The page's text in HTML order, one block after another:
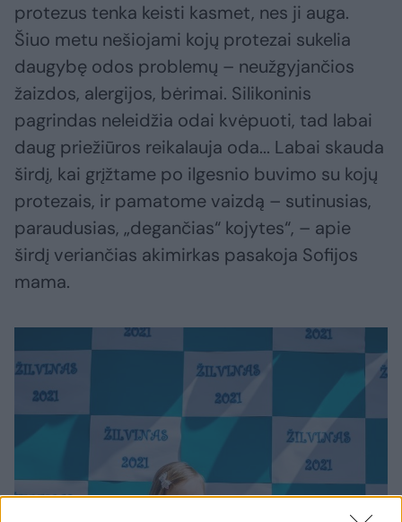
protezus tenka keisti kasmet, nes ji auga.
Šiuo metu nešiojami kojų protezai sukelia
daugybę odos problemų – neužgyjančios
žaizdos, alergijos, bėrimai. Silikoninis
pagrindas neleidžia odai kvėpuoti, tad labai
daug priežiūros reikalauja oda... Labai skauda
širdį, kai grįžtame po ilgesnio buvimo su kojų
protezais, ir pamatome vaizdą – sutinusias,
paraudusias, „degančias“ kojytes“, – apie
širdį veriančias akimirkas pasakoja Sofijos
mama.